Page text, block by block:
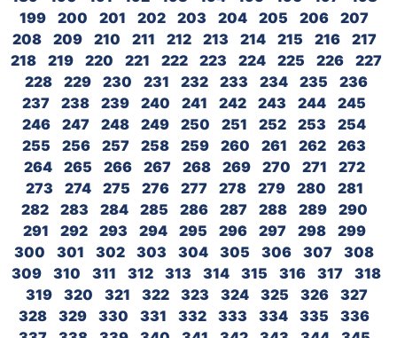
199
200 201 202 203 204 205 206
207
208
209 210 211 212 213 214 215 216
217
218
219 220 221 222 223 224 225 226
227
228
229 230 231 232 233 234 235
236
237
238 239 240 241 242 243 244
245
246
247 248 249 250 251 252 253
254
255
256 257 258 259 260 261 262
263
264
265 266 267 268 269 270 271
272
273
274 275 276 277 278 279 280
281
282
283 284 285 286 287 288 289
290
291
292 293 294 295 296 297 298
299
300
301 302 303 304 305 306 307
308
309
310 311 312 313 314 315 316 317
318
319
320 321 322 323 324 325 326
327
328
329 330 331 332 333 334 335
336